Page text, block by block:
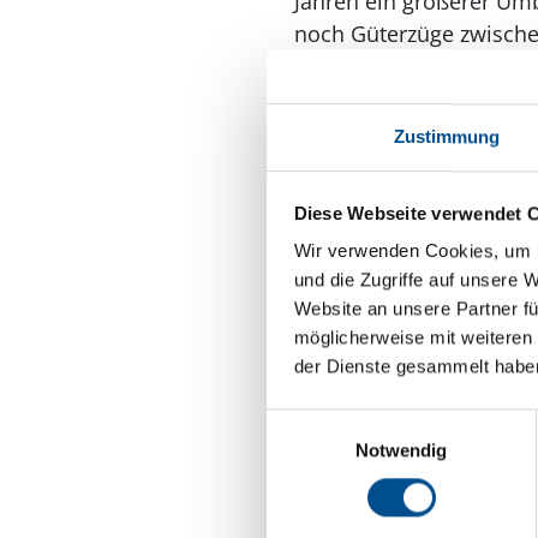
Zustimmung
Diese Webseite verwendet
Wir verwenden Cookies,
und die Zugriffe auf unsere
Website an unsere Partner
möglicherweise mit
der Dienste gesammelt
Notwendig
noch Güterzüge
gehalten wurde, um
mit Erz aus
Datums. Der
Oxelösund
Ende des 19.
Bergslagen geförderte
von Nyköping, die
Inseln geschützt war
Die